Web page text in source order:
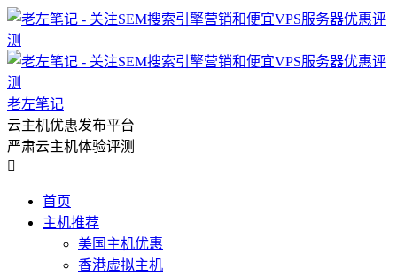
老左笔记
云主机优惠发布平台
严肃云主机体验评测

首页
主机推荐
美国主机优惠
香港虚拟主机